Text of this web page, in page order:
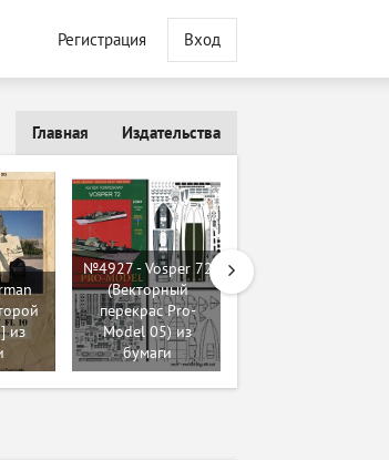
Регистрация Вход
Издательства
Главная
из
№4927 - Vosper 72
(Векторный
перекрас Pro-
Model 05) из
бумаги